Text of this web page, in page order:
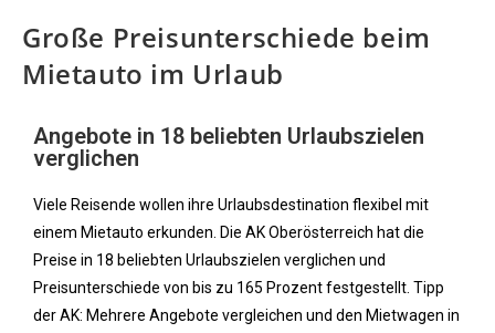
Große Preisunterschiede beim
Mietauto im Urlaub
Angebote in 18 beliebten Urlaubszielen
verglichen
Viele Reisende wollen ihre Urlaubsdestination flexibel mit
einem Mietauto erkunden. Die AK Oberösterreich hat die
Preise in 18 beliebten Urlaubszielen verglichen und
Preisunterschiede von bis zu 165 Prozent festgestellt. Tipp
der AK: Mehrere Angebote vergleichen und den Mietwagen in